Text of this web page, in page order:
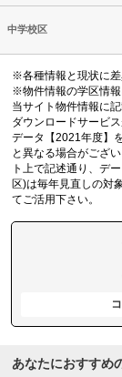
中学校区
※各種情報と現状に差
※物件情報の学区情
当サイト物件情報に
ダウンロードサービ
データ【2021年度】
と異なる場合がござ
ト上で記述通り、デ
区)は毎年見直しの対
てご活用下さい。
あなたにおすすめ